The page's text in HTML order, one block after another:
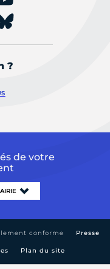
?
de votre
conforme Presse
Plan du site